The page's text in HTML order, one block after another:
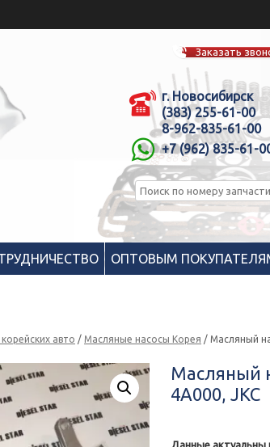
Заказать
г. Новосибирск
(383) 255-61-00
8-962-835-61-00
+7 (962) 835-61-
ОПТОВЫМ
авто / Масляные насосы Корея / Масляный
Масляный
4A000, JKC
Данные актуальны